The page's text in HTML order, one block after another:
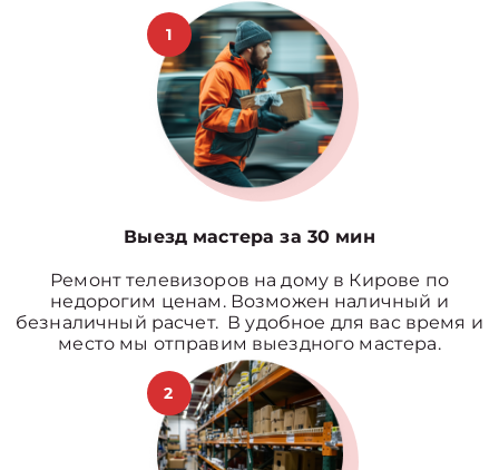
1
Выезд мастера за 30 мин
Ремонт телевизоров на дому в Кирове по
недорогим ценам. Возможен наличный и
безналичный расчет. В удобное для вас время и
место мы отправим выездного мастера.
2